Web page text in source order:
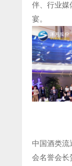
伴、行业媒
宴。
中国酒类流
会名誉会长